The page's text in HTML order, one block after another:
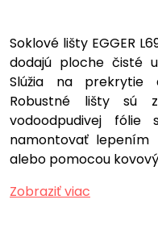
Soklové lišty EGGER
dodajú ploche čisté
Slúžia na prekrytie
Robustné lišty sú
vodoodpudivej
namontovať lepením
alebo pomocou
Zobraziť viac